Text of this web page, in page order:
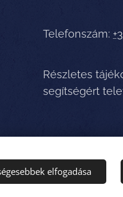
Telefonszám:
Részletes
segítségért
elfogadása